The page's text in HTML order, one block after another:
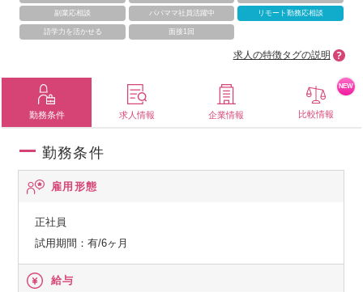
副業応相談 パパママ社員活躍中 リモート勤務応相談
語学力を活かせる 面接1回
求人の特徴タグの説明
勤務条件 求人情報 企業情報 比較情報
NEW
勤務条件
雇用形態
正社員
試用期間：有/6ヶ月
給与